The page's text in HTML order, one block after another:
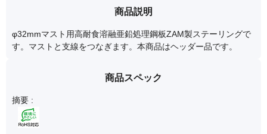
商品説明
φ32mmマスト用高耐食溶融亜鉛処理鋼板ZAM製ステーリングで
す。マストと支線をつなぎます。本商品はヘッダー品です。
商品スペック
摘要 :